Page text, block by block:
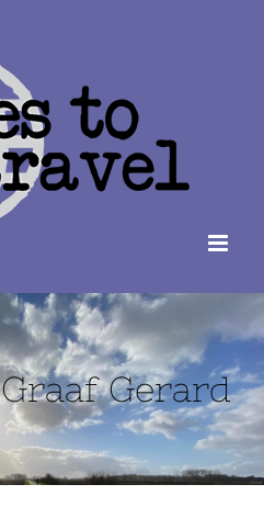
Graaf Gerard